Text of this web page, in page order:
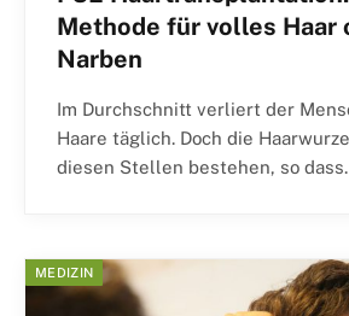
Methode für volles Haar
Narben
Im Durchschnitt verliert der
Haare täglich. Doch die
diesen Stellen bestehen, so
MEDIZIN